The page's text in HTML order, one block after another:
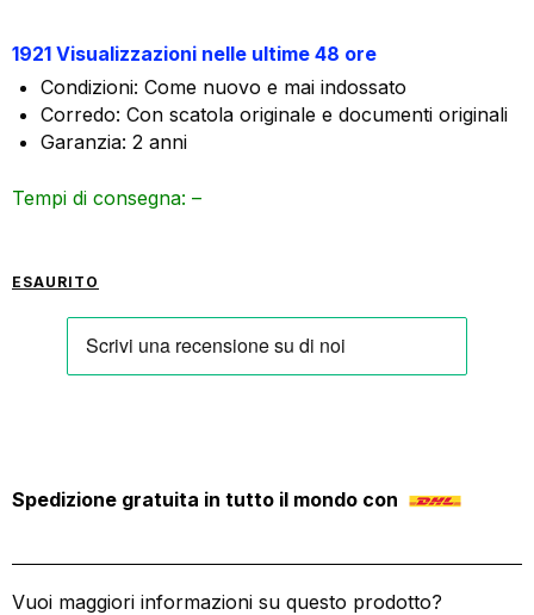
1921 Visualizzazioni nelle ultime 48 ore
Condizioni: Come nuovo e mai indossato
Corredo: Con scatola originale e documenti originali
Garanzia: 2 anni
Tempi di consegna: –
ESAURITO
Spedizione gratuita in tutto il mondo con
Vuoi maggiori informazioni su questo prodotto?